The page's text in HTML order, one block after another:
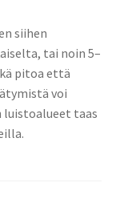
siihen
tai noin 5–
pitoa että
voi
luistoalueet taas